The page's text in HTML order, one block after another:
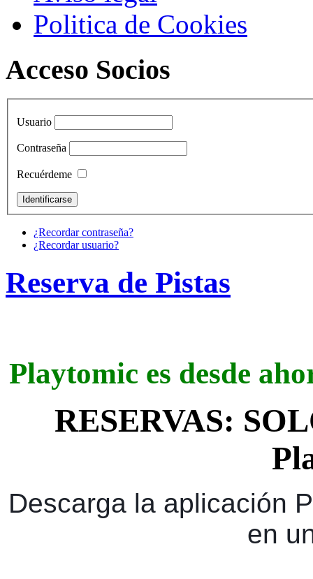
Politica de Cookies
Acceso Socios
Usuario
Contraseña
Recuérdeme
¿Recordar contraseña?
¿Recordar usuario?
Reserva de Pistas
Playtomic es desde
RESERVAS:
Descarga la aplicación
en